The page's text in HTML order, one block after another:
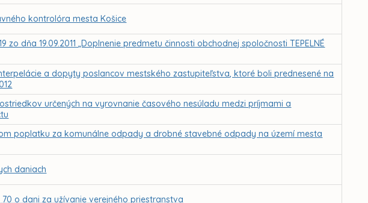
kontrolóra mesta Košice
zo dňa 19.09.2011 „Doplnenie predmetu činnosti obchodnej spoločnosti TEPELNÉ
a dopyty poslancov mestského zastupiteľstva, ktoré boli prednesené na
určených na vyrovnanie časového nesúladu medzi príjmami a
poplatku za komunálne odpady a drobné stavebné odpady na území mesta
daniach
o dani za užívanie verejného priestranstva